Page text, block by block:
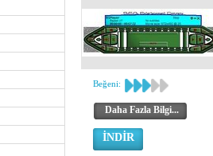
Beğeni:
Daha Fazla Bilgi...
İNDİR